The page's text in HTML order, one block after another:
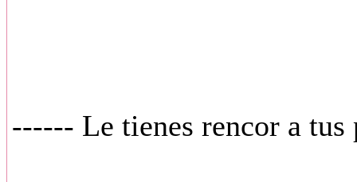
------ Le tienes rencor a tus